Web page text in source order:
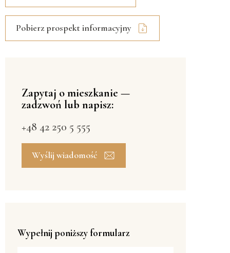
Pobierz prospekt informacyjny
Zapytaj o mieszkanie —
zadzwoń lub napisz:
+48 42 250 5 555
Wyślij wiadomość
Wypełnij poniższy formularz